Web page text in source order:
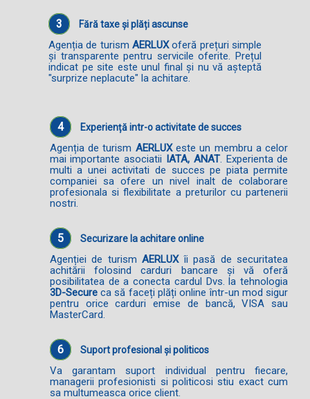
3 Fără taxe și plăți ascunse
Agenția de turism AERLUXoferă prețuri simple
și transparente pentru servicile oferite. Prețul
indicat pe site este unul final și nu vă așteptă
"surprize neplacute" la achitare.
4 Experiență intr-o activitate de succes
Agenția de turism AERLUXeste un membru a celor
mai importante asociatii IATA, ANAT. Experienta de
multi a unei activitati de succes pe piata permite
companiei sa ofere un nivel inalt de colaborare
profesionala si flexibilitate a preturilor cu partenerii
nostri.
5 Securizare la achitare online
Agenției de turismAERLUXîi pasă de securitatea
achitării folosind carduri bancare și vă oferă
posibilitatea de a conecta cardul Dvs. la tehnologia
3D-Secureca să faceți plăți online într-un mod sigur
pentru orice carduri emise de bancă, VISA sau
MasterCard.
6 Suport profesional și politicos
Va garantam suport individual pentru fiecare,
managerii profesionisti si politicosi stiu exact cum
sa multumeasca orice client.